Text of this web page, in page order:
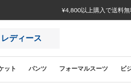
¥4,800以上購入で送料無
レディース
ット パンツ フォーマルスーツ ビ